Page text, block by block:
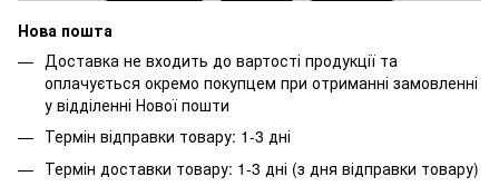
Нова пошта
Доставка не входить до вартості продукції та
оплачується окремо покупцем при отриманні замовленні
у відділенні Нової пошти
Термін відправки товару: 1-3 дні
Термін доставки товару: 1-3 дні (з дня відправки товару)